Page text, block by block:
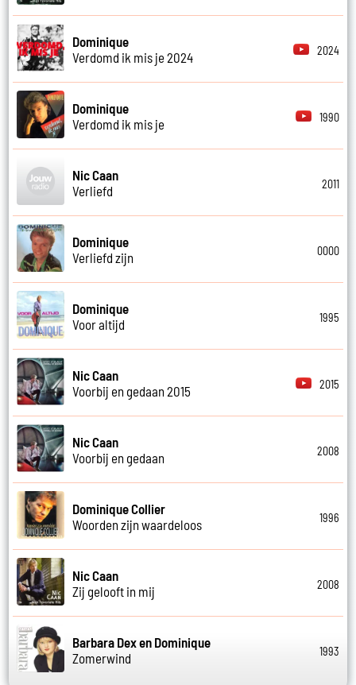
Dominique
Verdomd ik mis je 2024
2024
Dominique
Verdomd ik mis je
1990
Nic Caan
Verliefd
2011
Dominique
Verliefd zijn
0000
Dominique
Voor altijd
1995
Nic Caan
Voorbij en gedaan 2015
2015
Nic Caan
Voorbij en gedaan
2008
Dominique Collier
Woorden zijn waardeloos
1996
Nic Caan
Zij gelooft in mij
2008
Barbara Dex en Dominique
Zomerwind
1993